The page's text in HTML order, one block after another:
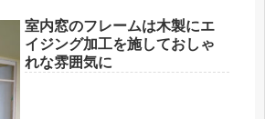
室内窓のフレームは木製にエ
イジング加工を施しておしゃ
れな雰囲気に